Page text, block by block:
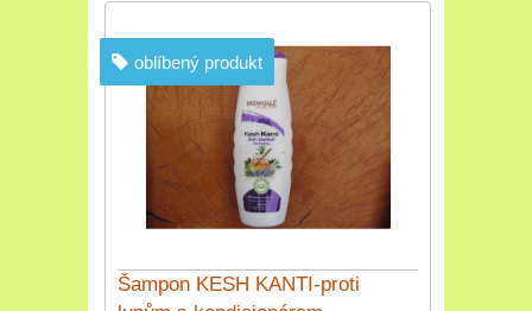
Šampon KESH KANTI-proti
oblíbený produkt